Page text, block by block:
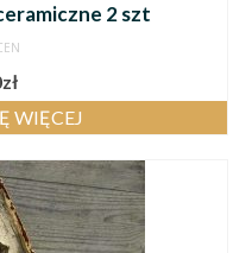
2 szt
zł
WIĘCEJ